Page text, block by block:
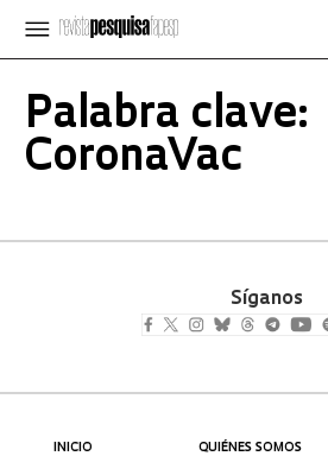
Palabra clave:
CoronaVac
Síganos
INICIO QUIÉNES SOMOS